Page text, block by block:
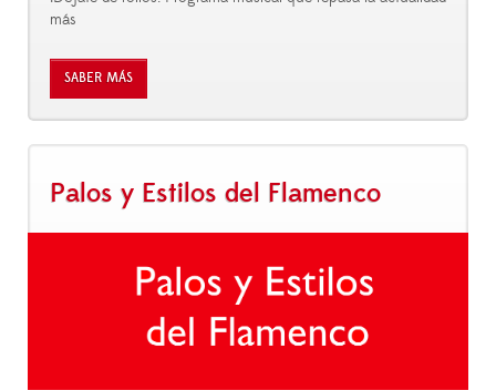
más
SABER MÁS
Palos y Estilos del Flamenco